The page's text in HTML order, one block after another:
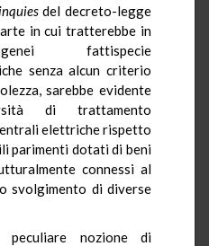
del decreto-legge
in cui tratterebbe in
fattispecie
senza alcun criterio
sarebbe evidente
di trattamento
elettriche rispetto
parimenti dotati di beni
connessi al
svolgimento di diverse
nozione di